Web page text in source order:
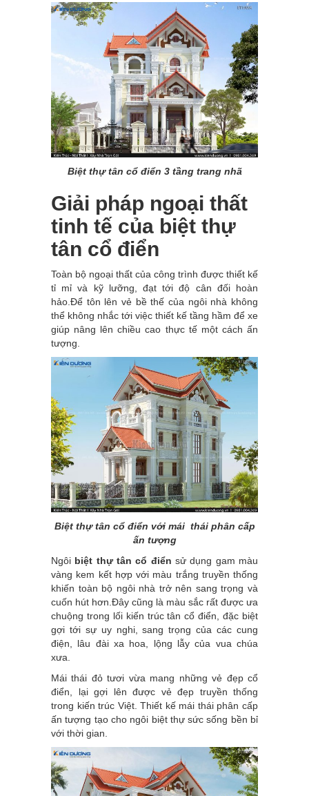
Biệt thự tân cổ điển 3 tầng trang nhã
Giải pháp ngoại thất
tinh tế của biệt thự
tân cổ điển
Toàn bộ ngoại thất của công trình được thiết kế
tỉ mỉ và kỹ lưỡng, đạt tới độ cân đối hoàn
hảo.Để tôn lên vẻ bề thế của ngôi nhà không
thể không nhắc tới việc thiết kế tầng hầm để xe
giúp nâng lên chiều cao thực tế một cách ấn
tượng.
Biệt thự tân cổ điển với mái thái phân cấp
ấn tượng
Ngôi biệt thự tân cổ điển sử dụng gam màu
vàng kem kết hợp với màu trắng truyền thống
khiến toàn bộ ngôi nhà trở nên sang trọng và
cuốn hút hơn.Đây cũng là màu sắc rất được ưa
chuộng trong lối kiến trúc tân cổ điển, đặc biệt
gợi tới sự uy nghi, sang trọng của các cung
điện, lâu đài xa hoa, lộng lẫy của vua chúa
xưa.
Mái thái đỏ tươi vừa mang những vẻ đẹp cổ
điển, lại gợi lên được vẻ đẹp truyền thống
trong kiến trúc Việt. Thiết kế mái thái phân cấp
ấn tượng tạo cho ngôi biệt thự sức sống bền bỉ
với thời gian.